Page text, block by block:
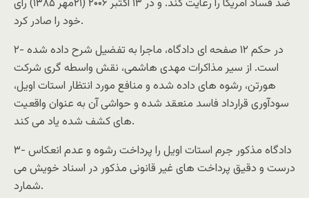
ضد فساد آمریکا را رعایت کند. و در ۱۳ اکتبر ۲۰۰۶ (۲۱مهر ۱۳۸۵) رای
خود را صادر کرد.
۲- در حکم ۱۲ صفحه ای دادگاه، ماجرا به تفضیل شرح داده شده
است. از سیر مذاکرات مهدی هاشمی، نقش واسطه گری شرکت
هورتن، رشوه های داده شده و منافع مورد انتظار استات اویل،
سودآوری قرارداد فاسد منعقد شده و حواشی آن به عنوان واقعیت
های کشف شده یاد می کند.
۳- دادگاه مذکور جرم استات اویل را پرداخت رشوه و عدم انعکاس
درست و دقیق پرداخت های غیر قانونی مذکور در اسناد خویش می
شمارد.